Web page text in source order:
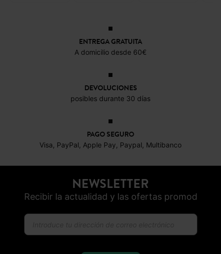
ENTREGA GRATUITA
A domicilio desde 60€
DEVOLUCIONES
posibles durante 30 días
PAGO SEGURO
Visa, PayPal, Apple Pay, Paypal, Multibanco
NEWSLETTER
Recibir la actualidad y las ofertas promod